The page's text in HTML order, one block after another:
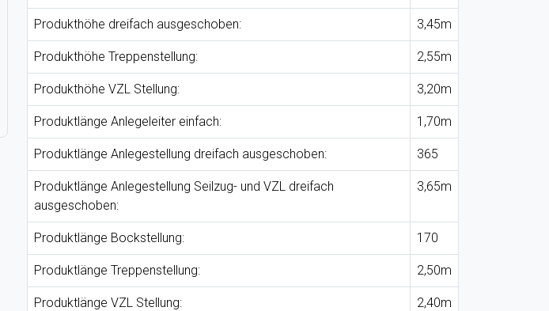
Produkthöhe dreifach ausgeschoben: 3,45m
Produkthöhe Treppenstellung: 2,55m
Produkthöhe VZL Stellung: 3,20m
Produktlänge Anlegeleiter einfach: 1,70m
Produktlänge Anlegestellung dreifach ausgeschoben: 365
Produktlänge Anlegestellung Seilzug- und VZL dreifach
ausgeschoben:
3,65m
Produktlänge Bockstellung: 170
Produktlänge Treppenstellung: 2,50m
Produktlänge VZL Stellung: 2,40m